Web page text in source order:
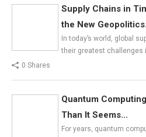
Supply Chains in
the New
In today’s world, global
their greatest challenges
0 Shares
Quantum
Than It Seems...
For years, quantum